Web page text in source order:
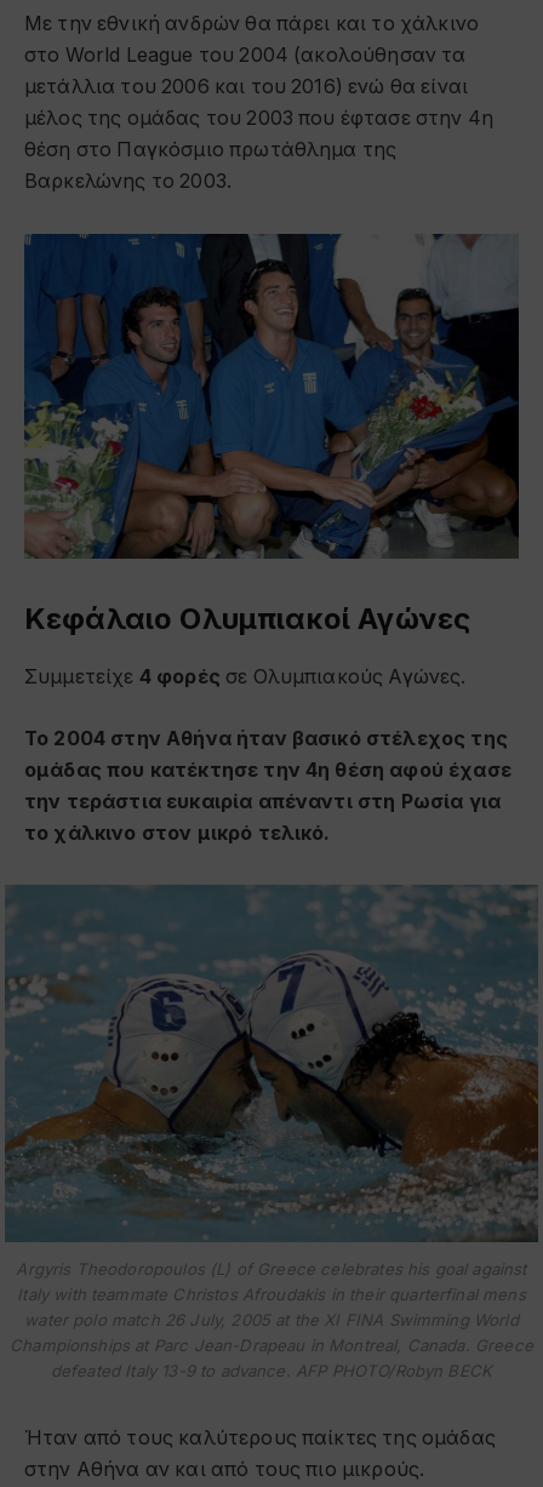
Με την εθνική ανδρών θα πάρει και το χάλκινο
στο World League του 2004 (ακολούθησαν τα
μετάλλια του 2006 και του 2016) ενώ θα είναι
μέλος της ομάδας του 2003 που έφτασε στην 4η
θέση στο Παγκόσμιο πρωτάθλημα της
Βαρκελώνης το 2003.
Κεφάλαιο Ολυμπιακοί Αγώνες
Συμμετείχε 4 φορές σε Ολυμπιακούς Αγώνες.
Το 2004 στην Αθήνα ήταν βασικό στέλεχος της
ομάδας που κατέκτησε την 4η θέση αφού έχασε
την τεράστια ευκαιρία απέναντι στη Ρωσία για
το χάλκινο στον μικρό τελικό.
Argyris Theodoropoulos (L) of Greece celebrates his goal against
Italy with teammate Christos Afroudakis in their quarterfinal mens
water polo match 26 July, 2005 at the XI FINA Swimming World
Championships at Parc Jean-Drapeau in Montreal, Canada. Greece
defeated Italy 13-9 to advance. AFP PHOTO/Robyn BECK
Ήταν από τους καλύτερους παίκτες της ομάδας
στην Αθήνα αν και από τους πιο μικρούς.